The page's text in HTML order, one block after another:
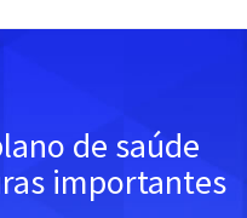
de saúde
importantes